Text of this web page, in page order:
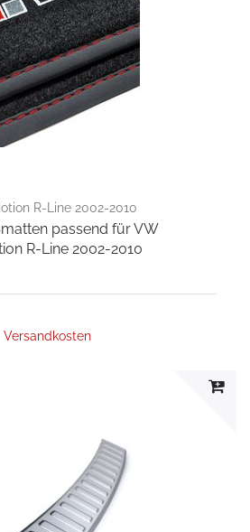
R-Line 2002-2010
passend für VW
R-Line 2002-2010
Versandkosten